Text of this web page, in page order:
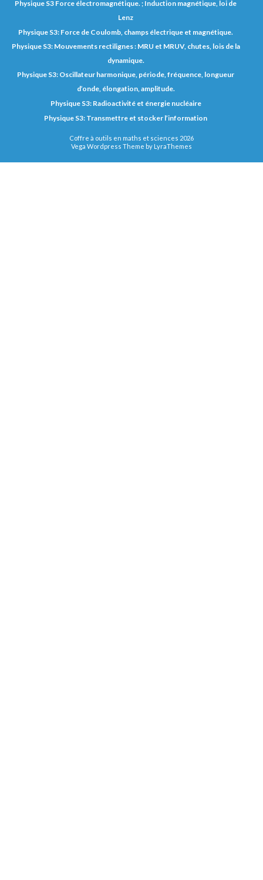
Physique S3 Force électromagnétique. ; Induction magnétique, loi de
Lenz
Physique S3: Force de Coulomb, champs électrique et magnétique.
Physique S3: Mouvements rectilignes : MRU et MRUV, chutes, lois de la
dynamique.
Physique S3: Oscillateur harmonique, période, fréquence, longueur
d’onde, élongation, amplitude.
Physique S3: Radioactivité et énergie nucléaire
Physique S3: Transmettre et stocker l’information
Coffre à outils en maths et sciences 2026
Vega Wordpress Theme by LyraThemes